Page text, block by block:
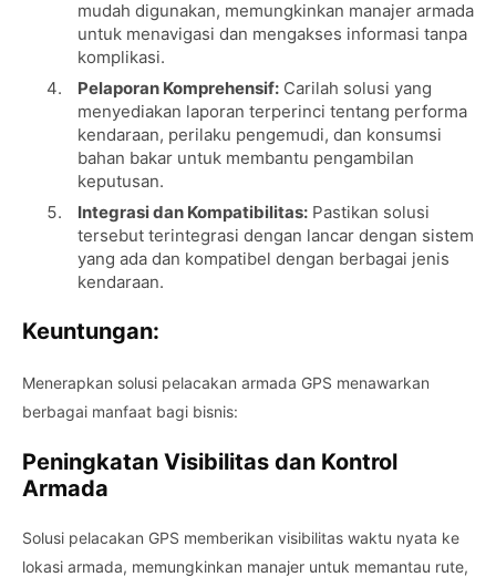
mudah digunakan, memungkinkan manajer armada
untuk menavigasi dan mengakses informasi tanpa
komplikasi.
Pelaporan Komprehensif: Carilah solusi yang
menyediakan laporan terperinci tentang performa
kendaraan, perilaku pengemudi, dan konsumsi
bahan bakar untuk membantu pengambilan
keputusan.
Integrasi dan Kompatibilitas: Pastikan solusi
tersebut terintegrasi dengan lancar dengan sistem
yang ada dan kompatibel dengan berbagai jenis
kendaraan.
Keuntungan:
Menerapkan solusi pelacakan armada GPS menawarkan
berbagai manfaat bagi bisnis:
Peningkatan Visibilitas dan Kontrol
Armada
Solusi pelacakan GPS memberikan visibilitas waktu nyata ke
lokasi armada, memungkinkan manajer untuk memantau rute,